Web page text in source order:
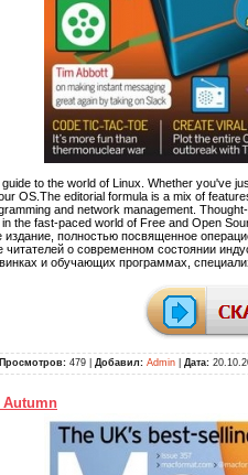
to the world of Linux. Whether you've
OS.The editorial formula is a mix of
and network management.
the fast-paced world of Free and Open
полностью посвященное
о современном состоянии
и обучающих программах,
Просмотров: 479 | Добавил: Admin Дата:
Autumn